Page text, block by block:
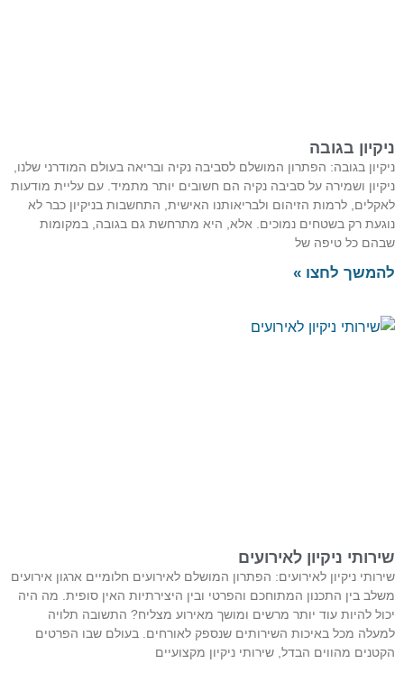
ניקיון בגובה
ניקיון בגובה: הפתרון המושלם לסביבה נקיה ובריאה בעולם המודרני שלנו,
ניקיון ושמירה על סביבה נקיה הם חשובים יותר מתמיד. עם עליית מודעות
לאקלים, לרמות הזיהום ולבריאותנו האישית, התחשבות בניקיון כבר לא
נוגעת רק בשטחים נמוכים. אלא, היא מתרחשת גם בגובה, במקומות
שבהם כל טיפה של
להמשך לחצו »
שירותי ניקיון לאירועים
שירותי ניקיון לאירועים: הפתרון המושלם לאירועים חלומיים ארגון אירועים
משלב בין התכנון המתוחכם והפרטי ובין היצירתיות האין סופית. מה היה
יכול להיות עוד יותר מרשים ומושך מאירוע מצליח? התשובה תלויה
למעלה מכל באיכות השירותים שנספק לאורחים. בעולם שבו הפרטים
הקטנים מהווים הבדל, שירותי ניקיון מקצועיים